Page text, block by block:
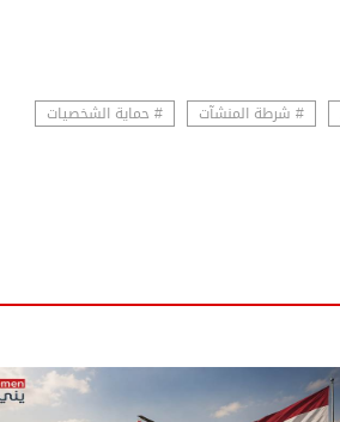
# شرطة المنشآت
# حماية الشخصيات